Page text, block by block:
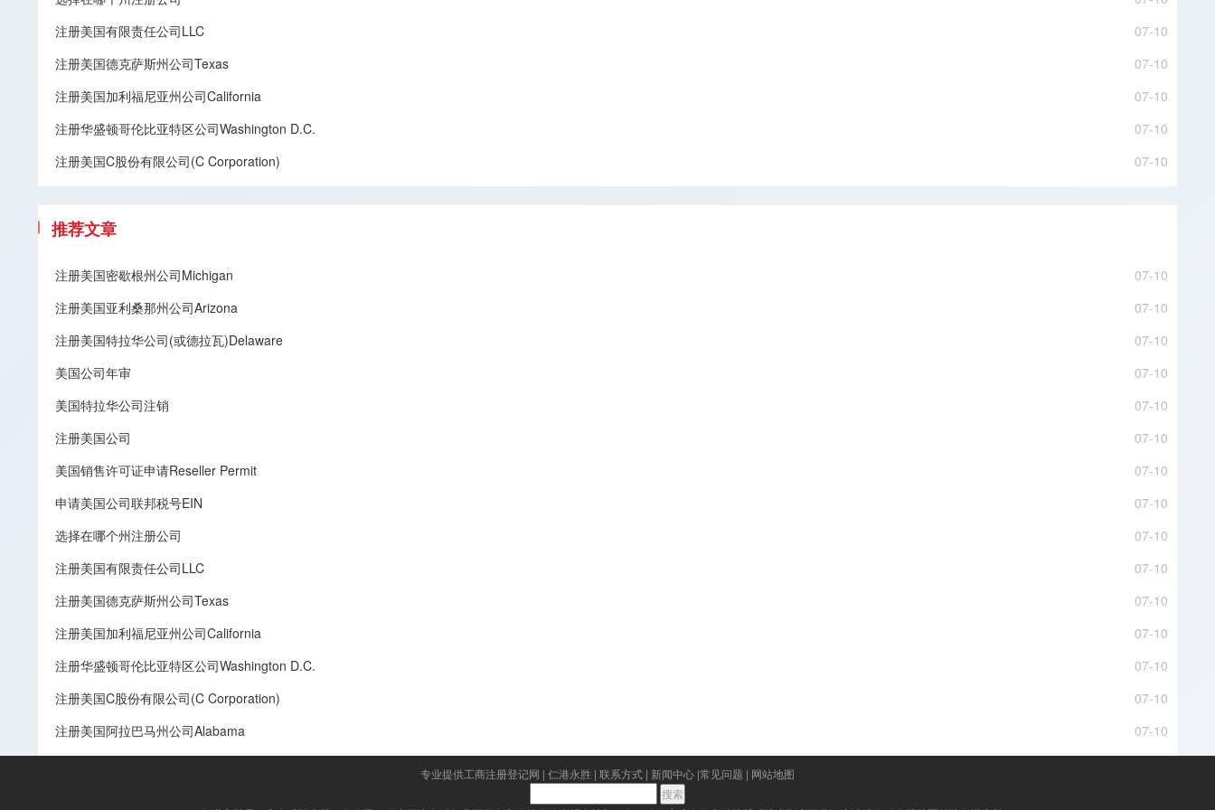
07-10
注册美国有限责任公司LLC
07-10
注册美国德克萨斯州公司Texas
07-10
注册美国加利福尼亚州公司California
07-10
注册华盛顿哥伦比亚特区公司Washington D.C.
07-10
注册美国C股份有限公司(C Corporation)
推荐文章
07-10
注册美国密歇根州公司Michigan
07-10
注册美国亚利桑那州公司Arizona
07-10
注册美国特拉华公司(或德拉瓦)Delaware
07-10
美国公司年审
07-10
美国特拉华公司注销
07-10
注册美国公司
07-10
美国销售许可证申请Reseller Permit
07-10
申请美国公司联邦税号EIN
07-10
选择在哪个州注册公司
07-10
注册美国有限责任公司LLC
07-10
注册美国德克萨斯州公司Texas
07-10
注册美国加利福尼亚州公司California
07-10
注册华盛顿哥伦比亚特区公司Washington D.C.
07-10
注册美国C股份有限公司(C Corporation)
07-10
注册美国阿拉巴马州公司Alabama
专业提供工商注册登记网 | 仁港永胜 | 联系方式 | 新闻中心 |常见问题 | 网站地图